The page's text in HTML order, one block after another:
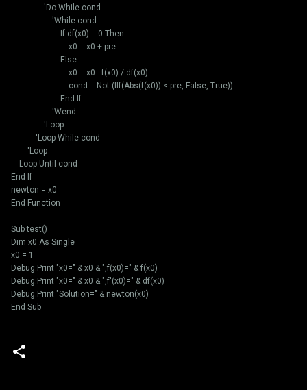
'Do While cond
'While cond
If df(x0) = 0 Then
x0 = x0 + pre
Else
x0 = x0 - f(x0) / df(x0)
cond = Not (IIf(Abs(f(x0)) < pre, False, True))
End If
'Wend
'Loop
'Loop While cond
'Loop
Loop Until cond
End If
newton = x0
End Function
Sub test()
Dim x0 As Single
x0 = 1
Debug.Print "x0=" & x0 & ",f(x0)=" & f(x0)
Debug.Print "x0=" & x0 & ",f'(x0)=" & df(x0)
Debug.Print "Solution=" & newton(x0)
End Sub